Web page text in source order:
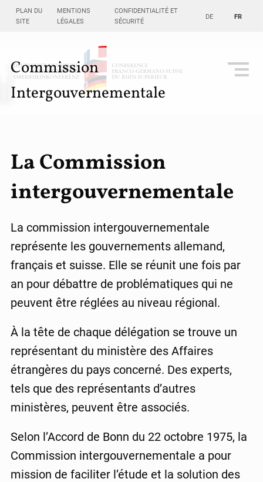
PLAN DU
SITE
MENTIONS
LÉGALES
CONFIDENTIALITÉ ET
SÉCURITÉ
DE FR
h
Commission
Intergouvernementale
La Commission
intergouvernementale
La commission intergouvernementale
représente les gouvernements allemand,
français et suisse. Elle se réunit une fois par
an pour débattre de problématiques qui ne
peuvent être réglées au niveau régional.
À la tête de chaque délégation se trouve un
représentant du ministère des Affaires
étrangères du pays concerné. Des experts,
tels que des représentants d’autres
ministères, peuvent être associés.
Selon l’Accord de Bonn du 22 octobre 1975, la
Commission intergouvernementale a pour
mission de faciliter l’étude et la solution des